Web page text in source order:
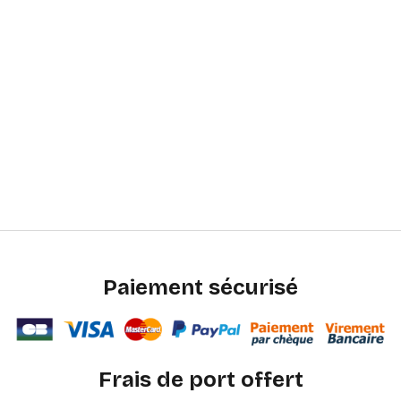
Paiement sécurisé
Frais de port offert